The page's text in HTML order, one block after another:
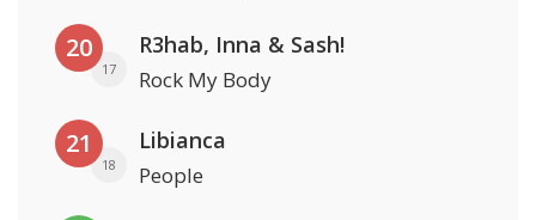
20
17
R3hab, Inna & Sash!
Rock My Body
21
18
Libianca
People